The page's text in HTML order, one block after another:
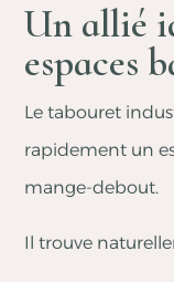
Un allié
espaces
Le tabouret
rapidement un
mange-debout.
Il trouve